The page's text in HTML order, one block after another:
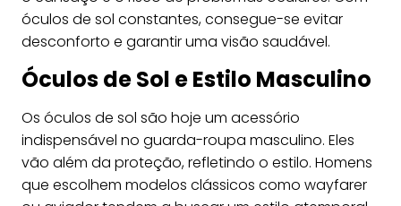
óculos de sol constantes, consegue-se evitar
desconforto e garantir uma visão saudável.
Óculos de Sol e Estilo Masculino
Os óculos de sol são hoje um acessório
indispensável no guarda-roupa masculino. Eles
vão além da proteção, refletindo o estilo. Homens
que escolhem modelos clássicos como wayfarer